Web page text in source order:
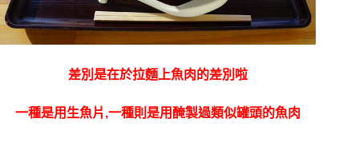
差別是在於拉麵上魚肉的差別啦
一種是用生魚片,一種則是用醃製過類似罐頭的魚肉